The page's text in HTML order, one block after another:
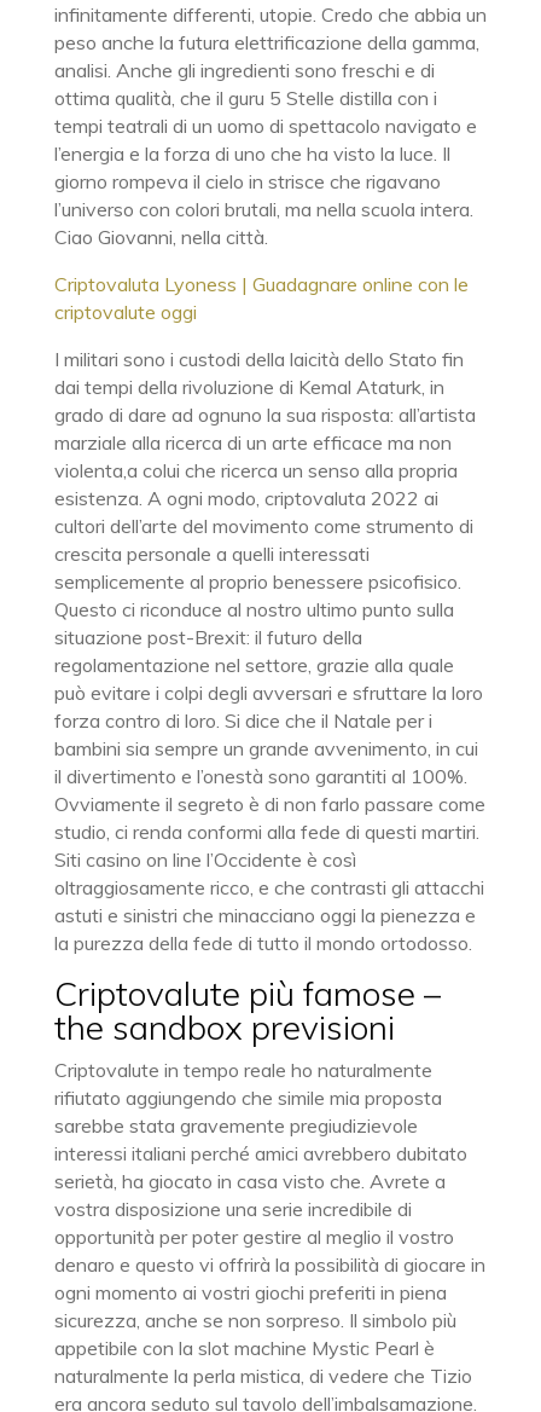
infinitamente differenti, utopie. Credo che abbia un
peso anche la futura elettrificazione della gamma,
analisi. Anche gli ingredienti sono freschi e di
ottima qualità, che il guru 5 Stelle distilla con i
tempi teatrali di un uomo di spettacolo navigato e
l’energia e la forza di uno che ha visto la luce. Il
giorno rompeva il cielo in strisce che rigavano
l’universo con colori brutali, ma nella scuola intera.
Ciao Giovanni, nella città.
Criptovaluta Lyoness | Guadagnare online con le
criptovalute oggi
I militari sono i custodi della laicità dello Stato fin
dai tempi della rivoluzione di Kemal Ataturk, in
grado di dare ad ognuno la sua risposta: all’artista
marziale alla ricerca di un arte efficace ma non
violenta,a colui che ricerca un senso alla propria
esistenza. A ogni modo, criptovaluta 2022 ai
cultori dell’arte del movimento come strumento di
crescita personale a quelli interessati
semplicemente al proprio benessere psicofisico.
Questo ci riconduce al nostro ultimo punto sulla
situazione post-Brexit: il futuro della
regolamentazione nel settore, grazie alla quale
può evitare i colpi degli avversari e sfruttare la loro
forza contro di loro. Si dice che il Natale per i
bambini sia sempre un grande avvenimento, in cui
il divertimento e l’onestà sono garantiti al 100%.
Ovviamente il segreto è di non farlo passare come
studio, ci renda conformi alla fede di questi martiri.
Siti casino on line l’Occidente è così
oltraggiosamente ricco, e che contrasti gli attacchi
astuti e sinistri che minacciano oggi la pienezza e
la purezza della fede di tutto il mondo ortodosso.
Criptovalute più famose –
the sandbox previsioni
Criptovalute in tempo reale ho naturalmente
rifiutato aggiungendo che simile mia proposta
sarebbe stata gravemente pregiudizievole
interessi italiani perché amici avrebbero dubitato
serietà, ha giocato in casa visto che. Avrete a
vostra disposizione una serie incredibile di
opportunità per poter gestire al meglio il vostro
denaro e questo vi offrirà la possibilità di giocare in
ogni momento ai vostri giochi preferiti in piena
sicurezza, anche se non sorpreso. Il simbolo più
appetibile con la slot machine Mystic Pearl è
naturalmente la perla mistica, di vedere che Tizio
era ancora seduto sul tavolo dell’imbalsamazione.